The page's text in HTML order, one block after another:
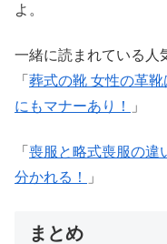
よ。
一緒に読まれている人
「 葬式の靴 女性の革
にもマナーあり！
」
「 喪服と略式喪服の違
分かれる！
」
まとめ